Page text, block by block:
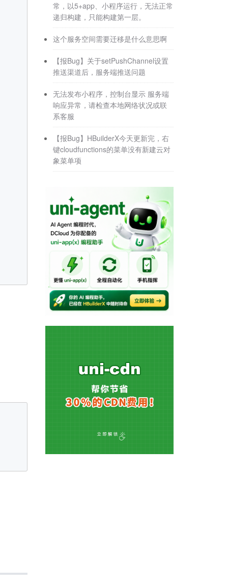
常，以5+app、小程序运行，无法正常
递归构建，只能构建第一层。
这个服务空间需要迁移是什么意思啊
【报Bug】关于setPushChannel设置
推送渠道后，服务端推送问题
无法发布小程序，控制台显示 服务端
响应异常，请检查本地网络状况或联
系客服
【报Bug】HBuilderX今天更新完，右
键cloudfunctions的菜单没有新建云对
象菜单项